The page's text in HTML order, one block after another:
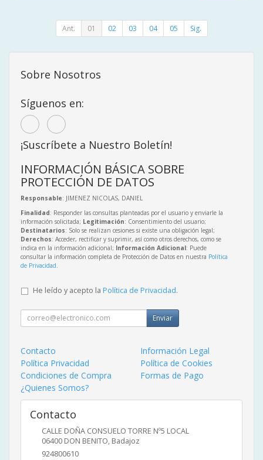
Ant. 01 02 03 04 05 Sig.
Sobre Nosotros
Síguenos en:
¡Suscríbete a Nuestro Boletín!
INFORMACIÓN BÁSICA SOBRE
PROTECCIÓN DE DATOS
Responsable: JIMENEZ NICOLAS, DANIEL
Finalidad: Responder las consultas planteadas por el usuario y enviarle la
información solicitada; Legitimación: Consentimiento del usuario;
Destinatarios: Solo se realizan cesiones si existe una obligación legal;
Derechos: Acceder, rectificar y suprimir, así como otros derechos, como se
indica en la información adicional; Información Adicional: Puede
consultar la información completa de Protección de Datos en nuestra Política
de Privacidad
He leído y acepto la Política de Privacidad.
Enviar
Contacto
Información Legal
Política Privacidad
Política de Cookies
Condiciones de Compra
Formas de Pago
¿Quienes Somos?
Contacto
CALLE DOÑA CONSUELO TORRE Nº5 LOCAL
06400 DON BENITO, Badajoz
924800610